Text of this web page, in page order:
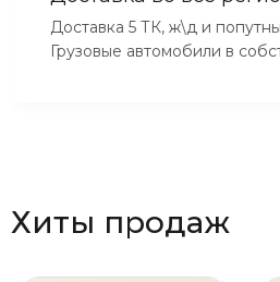
Доставка 5 ТК, ж\д и
Грузовые автомобили в
Хиты продаж